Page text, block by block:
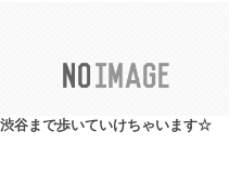
渋谷まで歩いていけちゃいます☆